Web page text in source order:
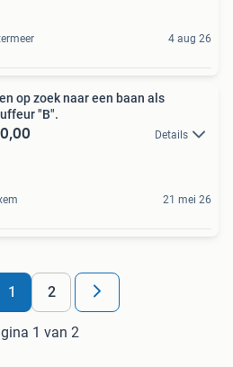
4 aug 26
op zoek naar een baan als
"B".
Details
21 mei 26
1 2
1 van 2